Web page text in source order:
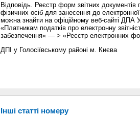
Відповідь. Реєстр форм звітних документів
фізичних осіб для занесення до
можна знайти на офіційному веб-сайті ДПА
«Платникам податків про електронну
забезпечення« — > «Реєстр електронних
ДПІ у Голосіївському районі м. Києва
Інші статті номеру